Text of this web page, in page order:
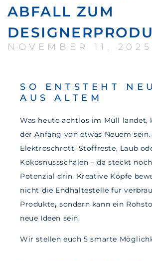
ABFALL ZUM
NOVEMBER 11, 2025
SO ENTSTEHT
AUS ALTEM
Was heute achtlos im Müll landet,
der Anfang von etwas Neuem sein.
Elektroschrott, Stoffreste, Laub
Kokosnussschalen – da steckt
Potenzial drin. Kreative Köpfe
nicht die Endhaltestelle für
Produkte, sondern kann ein
neue Ideen sein.
Wir stellen euch 5 smarte